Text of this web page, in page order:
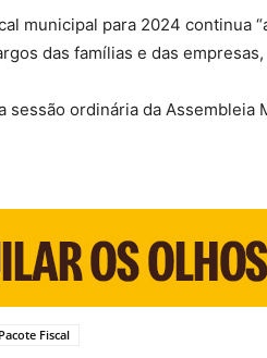
municipal para 2024
das famílias e das
sessão ordinária da
Pacote Fiscal